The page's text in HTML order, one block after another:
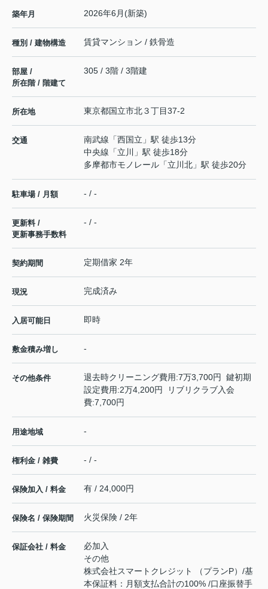
築年月 2026年6月(新築)
種別 / 建物構造 賃貸マンション / 鉄骨造
部屋 /
所在階 / 階建て
305 / 3階 / 3階建
所在地 東京都国立市北３丁目37-2
交通 南武線 「西国立 」駅 徒歩13分
中央線 「立川
」駅 徒歩18分
多摩都市モノレール 「立川北 」駅 徒歩20分
駐車場 / 月額 - / -
更新料 /
更新事務手数料
- / -
契約期間 定期借家 2年
現況 完成済み
入居可能日 即時
敷金積み増し -
その他条件
退去時クリーニング費用:7万3,700円 鍵初期
設定費用:2万4,200円 リブリクラブ入会
費:7,700円
用途地域 -
権利金 / 雑費 - / -
保険加入 / 料金 有 / 24,000円
保険名 / 保険期間 火災保険 / 2年
保証会社 / 料金
必加入
その他
株式会社スマートクレジット （プランP）/基
本保証料：月額支払合計の100% /口座振替手